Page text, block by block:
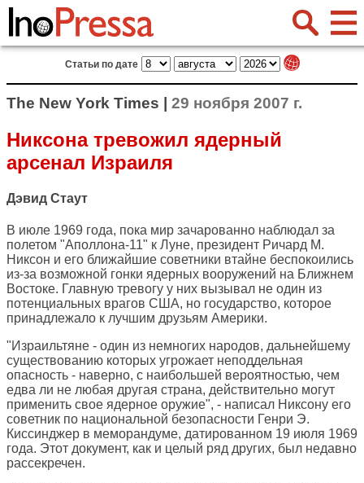
Статьи по дате
The New York Times | 29 ноября 2007 г.
Никсона тревожил ядерный
арсенал Израиля
Дэвид Стаут
В июле 1969 года, пока мир зачарованно наблюдал за
полетом "Аполлона-11" к Луне, президент Ричард М.
Никсон и его ближайшие советники втайне беспокоились
из-за возможной гонки ядерных вооружений на Ближнем
Востоке. Главную тревогу у них вызывал не один из
потенциальных врагов США, но государство, которое
принадлежало к лучшим друзьям Америки.
"Израильтяне - один из немногих народов, дальнейшему
существованию которых угрожает неподдельная
опасность - наверно, с наибольшей вероятностью, чем
едва ли не любая другая страна, действительно могут
применить свое ядерное оружие", - написал Никсону его
советник по национальной безопасности Генри Э.
Киссинджер в меморандуме, датированном 19 июля 1969
года. Этот документ, как и целый ряд других, был недавно
рассекречен.